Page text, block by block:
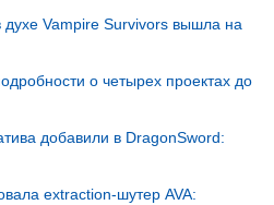
духе Vampire Survivors вышла на
о четырех проектах до
добавили в DragonSword:
extraction-шутер AVA: